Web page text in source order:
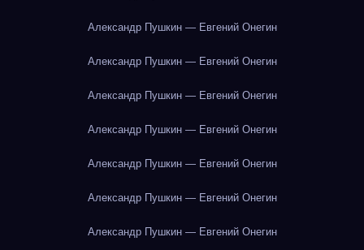
Александр Пушкин — Евгений Онегин
Александр Пушкин — Евгений Онегин
Александр Пушкин — Евгений Онегин
Александр Пушкин — Евгений Онегин
Александр Пушкин — Евгений Онегин
Александр Пушкин — Евгений Онегин
Александр Пушкин — Евгений Онегин